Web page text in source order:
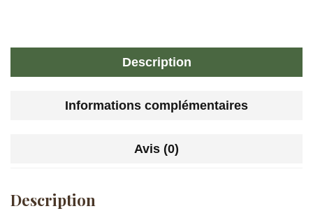
Description
Informations complémentaires
Avis (0)
Description